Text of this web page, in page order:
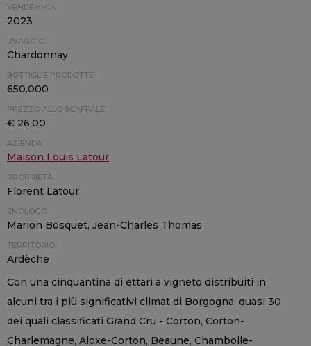
VENDEMMIA:
2023
UVAGGIO:
Chardonnay
BOTTIGLIE PRODOTTE:
650.000
PREZZO ALLO SCAFFALE:
€ 26,00
AZIENDA:
Maison Louis Latour
PROPRIETÀ:
Florent Latour
ENOLOGO:
Marion Bosquet, Jean-Charles Thomas
TERRITORIO:
Ardèche
Con una cinquantina di ettari a vigneto distribuiti in
alcuni tra i più significativi climat di Borgogna, quasi 30
dei quali classificati Grand Cru - Corton, Corton-
Charlemagne, Aloxe-Corton, Beaune, Chambolle-